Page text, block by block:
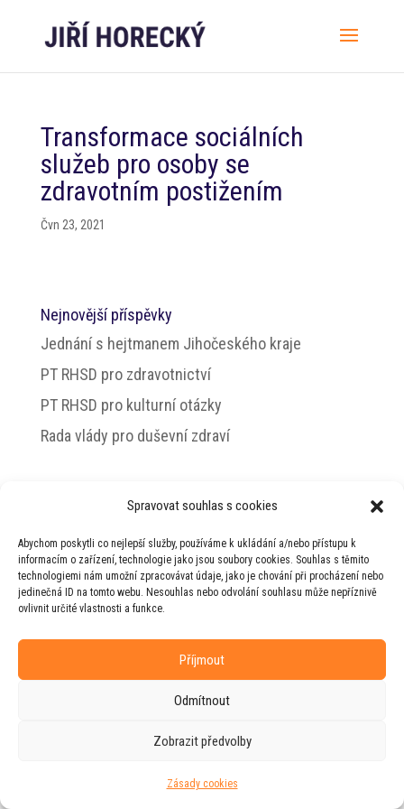
Spravovat souhlas s cookies
Abychom poskytli co nejlepší služby, používáme k ukládání a/nebo přístupu k
informacím o zařízení, technologie jako jsou soubory cookies. Souhlas s těmito
technologiemi nám umožní zpracovávat údaje, jako je chování při procházení nebo
jedinečná ID na tomto webu. Nesouhlas nebo odvolání souhlasu může nepříznivě
ovlivnit určité vlastnosti a funkce.
Příjmout
Odmítnout
Zobrazit předvolby
Zásady cookies
Transformace sociálních
služeb pro osoby se
zdravotním postižením
Čvn 23, 2021
Nejnovější příspěvky
Jednání s hejtmanem Jihočeského kraje
PT RHSD pro zdravotnictví
PT RHSD pro kulturní otázky
Rada vlády pro duševní zdraví
Horeckého
Web vytvořila firmaRUDIve spolupráci s
agenturou